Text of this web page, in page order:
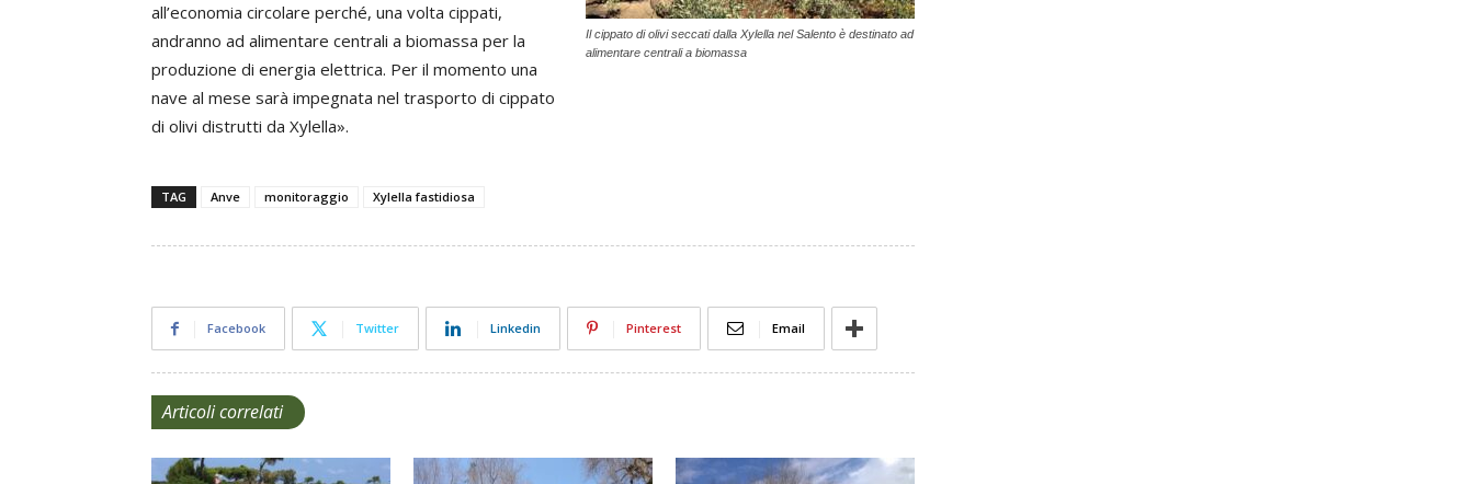
Il cippato di olivi seccati dalla Xylella nel Salento è destinato ad
alimentare centrali a biomassa
all’economia circolare perché, una volta cippati,
andranno ad alimentare centrali a biomassa per la
produzione di energia elettrica. Per il momento una
nave al mese sarà impegnata nel trasporto di cippato
di olivi distrutti da Xylella».
TAG Anve monitoraggio Xylella fastidiosa
Facebook Twitter Linkedin Pinterest Email
Articoli correlati